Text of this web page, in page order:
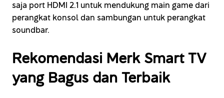
saja port HDMI 2.1 untuk mendukung main game dari
perangkat konsol dan sambungan untuk perangkat
soundbar.
Rekomendasi Merk Smart TV
yang Bagus dan Terbaik